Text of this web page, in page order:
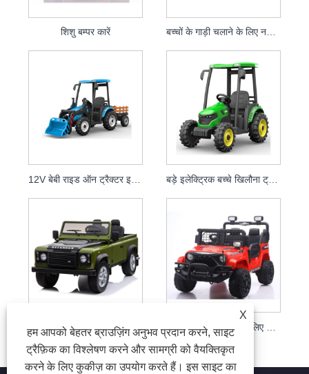
शिशु बम्पर कारें
12V बेबी राइड ऑन ट्रैक्टर इलेक्ट्रिक एक्सकेवेटर
रिमोट कंट्रोल के साथ सबसे अधिक बिकने वाला बच्चों का 24v इलेक्ट्रिक राइड ऑन ट्रक
X
हम आपको बेहतर ब्राउज़िंग अनुभव प्रदान करने, साइट
ट्रैफ़िक का विश्लेषण करने और सामग्री को वैयक्तिकृत
करने के लिए कुकीज़ का उपयोग करते हैं। इस साइट का